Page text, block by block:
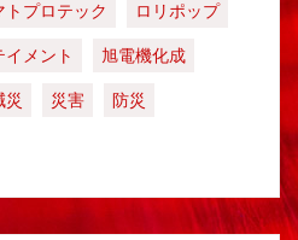
トプロテック
ロリポップ
メント
旭電機化成
災 災害
防災